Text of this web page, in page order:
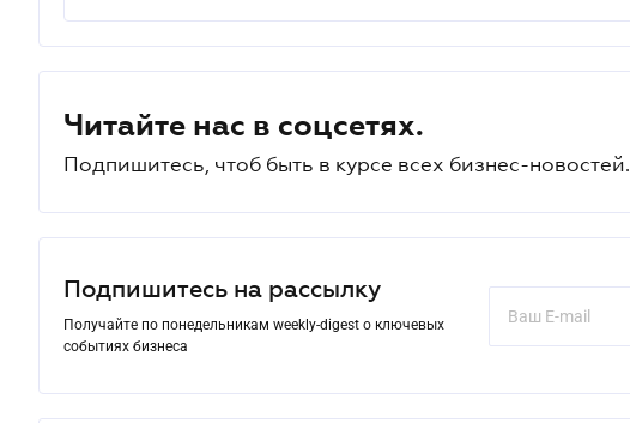
Читайте нас в соцсетях.
Подпишитесь, чтоб быть в курсе всех бизнес-новостей.
Подпишитесь на рассылку
Получайте по понедельникам weekly-digest о ключевых
событиях бизнеса